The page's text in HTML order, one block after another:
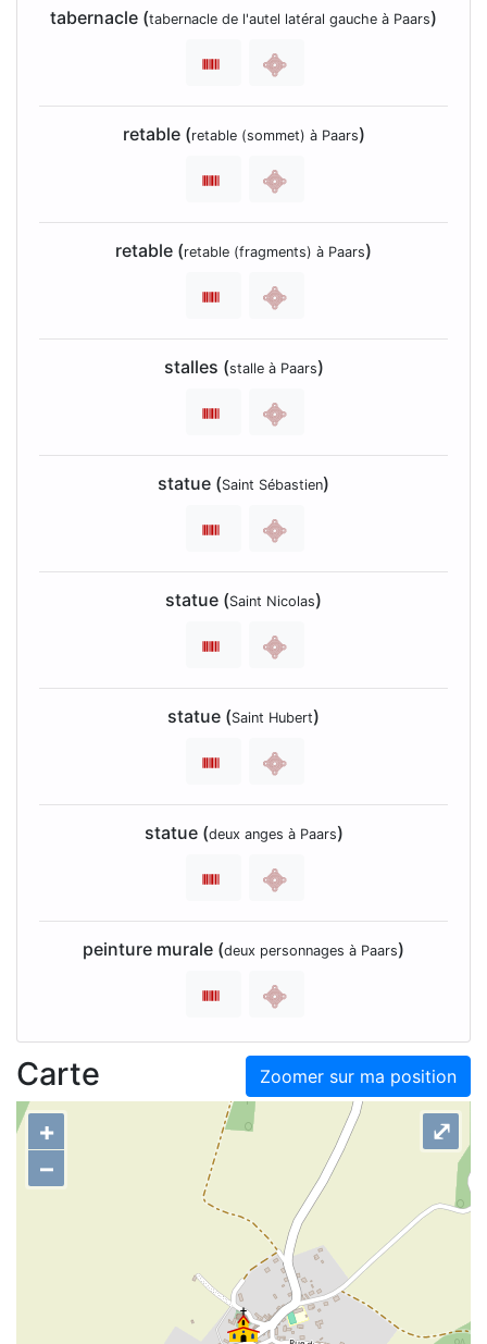
tabernacle (tabernacle de l'autel latéral gauche à Paars)
retable (retable (sommet) à Paars)
retable (retable (fragments) à Paars)
stalles (stalle à Paars)
statue (Saint Sébastien)
statue (Saint Nicolas)
statue (Saint Hubert)
statue (deux anges à Paars)
peinture murale (deux personnages à Paars)
Zoomer sur ma position
Carte
+
–
⤢